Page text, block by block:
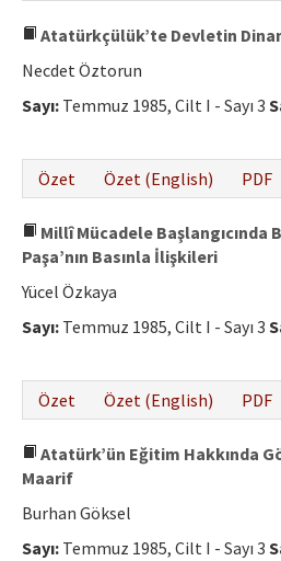
Atatürkçülük’te Devletin
Necdet Öztorun
Sayı: Temmuz 1985, Cilt I - Sayı 3
Özet
Özet (English) PDF
Millî Mücadele Başlangıcında
Paşa’nın Basınla İlişkileri
Yücel Özkaya
Sayı: Temmuz 1985, Cilt I - Sayı 3
Özet
Özet (English) PDF
Atatürk’ün Eğitim Hakkında
Maarif
Burhan Göksel
Sayı: Temmuz 1985, Cilt I - Sayı 3